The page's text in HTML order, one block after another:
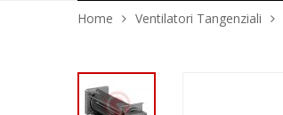
Home Ventilatori Tangenziali